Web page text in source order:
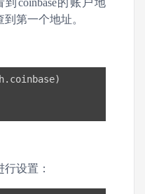
第一个地址。
设置：